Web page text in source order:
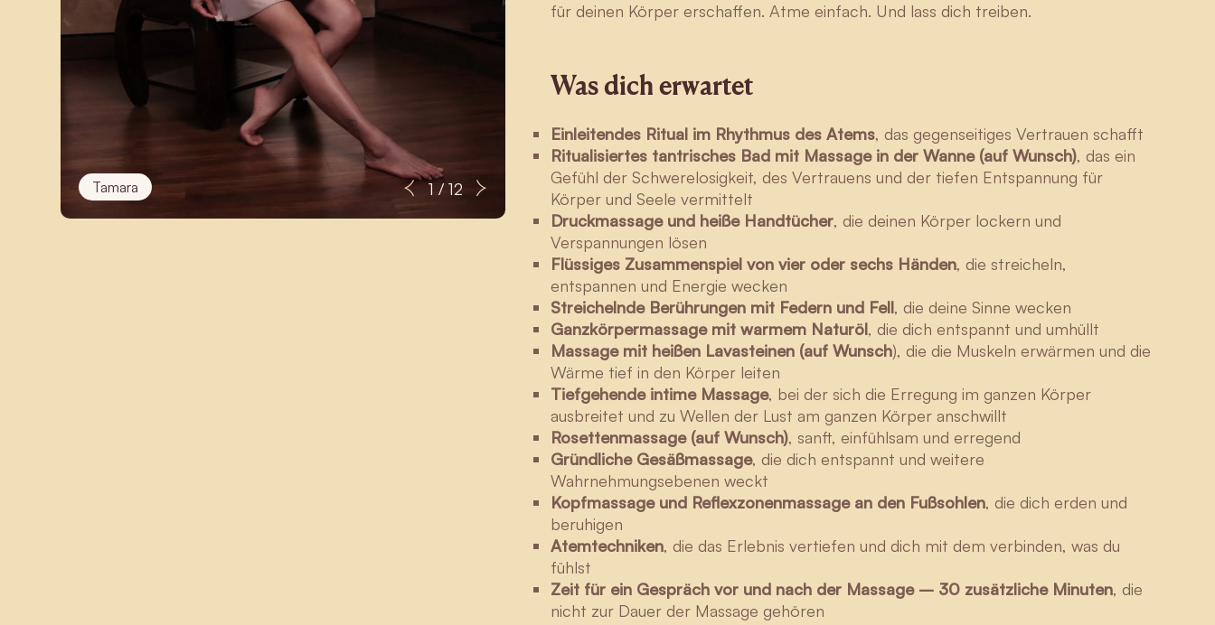
Tamara Zuzana Henriette
1 / 12
für deinen Körper erschaffen. Atme einfach. Und lass dich treiben.
Was dich erwartet
Einleitendes Ritual im Rhythmus des Atems, das gegenseitiges Vertrauen schafft
Ritualisiertes tantrisches Bad mit Massage in der Wanne (auf Wunsch), das ein
Gefühl der Schwerelosigkeit, des Vertrauens und der tiefen Entspannung für
Körper und Seele vermittelt
Druckmassage und heiße Handtücher, die deinen Körper lockern und
Verspannungen lösen
Flüssiges Zusammenspiel von vier oder sechs Händen, die streicheln,
entspannen und Energie wecken
Streichelnde Berührungen mit Federn und Fell, die deine Sinne wecken
Ganzkörpermassage mit warmem Naturöl, die dich entspannt und umhüllt
Massage mit heißen Lavasteinen (auf Wunsch), die die Muskeln erwärmen und die
Wärme tief in den Körper leiten
Tiefgehende intime Massage, bei der sich die Erregung im ganzen Körper
ausbreitet und zu Wellen der Lust am ganzen Körper anschwillt
Rosettenmassage (auf Wunsch), sanft, einfühlsam und erregend
Gründliche Gesäßmassage, die dich entspannt und weitere
Wahrnehmungsebenen weckt
Kopfmassage und Reflexzonenmassage an den Fußsohlen, die dich erden und
beruhigen
Atemtechniken, die das Erlebnis vertiefen und dich mit dem verbinden, was du
fühlst
Zeit für ein Gespräch vor und nach der Massage – 30 zusätzliche Minuten, die
nicht zur Dauer der Massage gehören